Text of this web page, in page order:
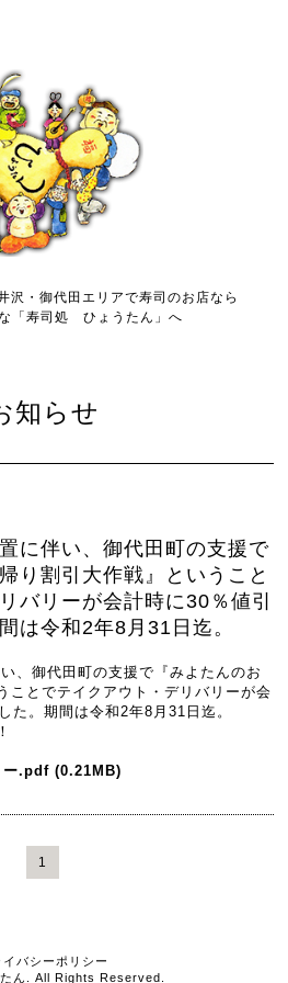
沢・御代田エリアで寿司のお店なら
「寿司処 ひょうたん」へ
知らせ
に伴い、御代田町の支援で
り割引大作戦』ということ
バリーが会計時に30％値引
は令和2年8月31日迄。
、御代田町の支援で『みよたんのお
ことでテイクアウト・デリバリーが会
た。期間は令和2年8月31日迄。
ー.pdf (0.21MB)
1
イバシーポリシー
ん . All Rights Reserved.